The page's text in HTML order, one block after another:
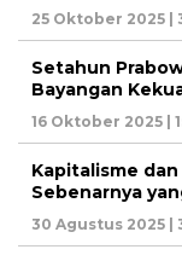
25 Oktober 2025 |
Setahun
Bayangan
16 Oktober 2025 |
Kapitalisme
Sebenarnya
30 Agustus 2025 |